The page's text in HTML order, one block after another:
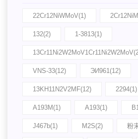
22Cr12NiWMoV(1)
132(2) 1-3813(1)
VNS-33(12) ЭИ961(12)
13KH11N2V2MF(12) 2294(1)
A193M(1) A193(1)
J467b(1) M2S(2) 粉